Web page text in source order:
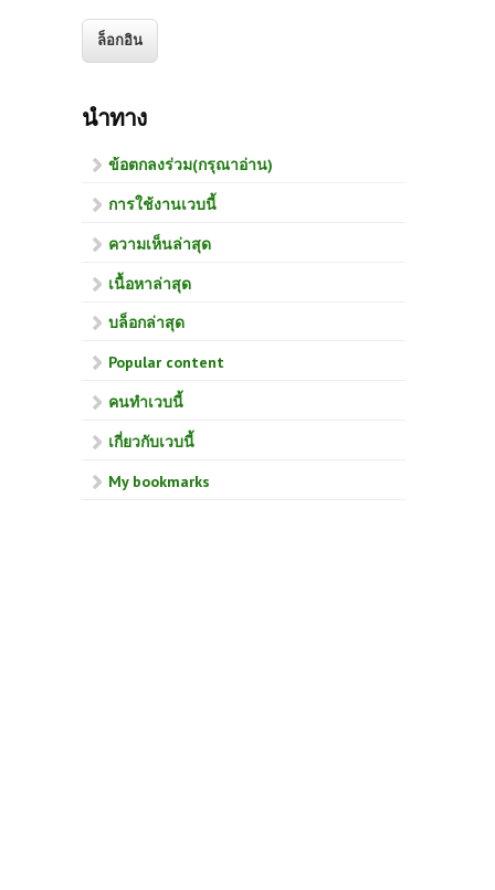
นำทาง
ข้อตกลงร่วม(กรุณาอ่าน)
การใช้งานเวบนี้
ความเห็นล่าสุด
เนื้อหาล่าสุด
บล็อกล่าสุด
Popular content
คนทำเวบนี้
เกี่ยวกับเวบนี้
My bookmarks